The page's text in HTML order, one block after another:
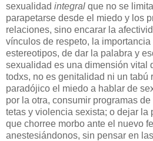
sexualidad integral que no se
parapetarse desde el miedo y los
relaciones, sino encarar la
vínculos de respeto, la importancia
estereotipos, de dar la palabra y
sexualidad es una dimensión vital
todxs, no es genitalidad ni un tabú
paradójico el miedo a hablar de
por la otra, consumir programas
tetas y violencia sexista; o dejar la
que chorree morbo ante el nuevo
anestesiándonos, sin pensar en